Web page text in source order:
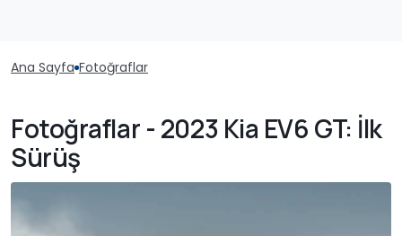
Ana Sayfa Fotoğraflar
Fotoğraflar - 2023 Kia EV6 GT: İlk
Sürüş